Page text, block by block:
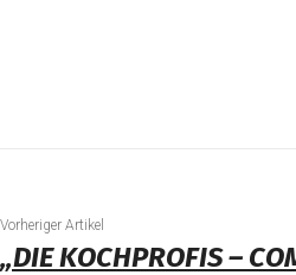
Vorheriger Artikel
„DIE KOCHPROFIS –